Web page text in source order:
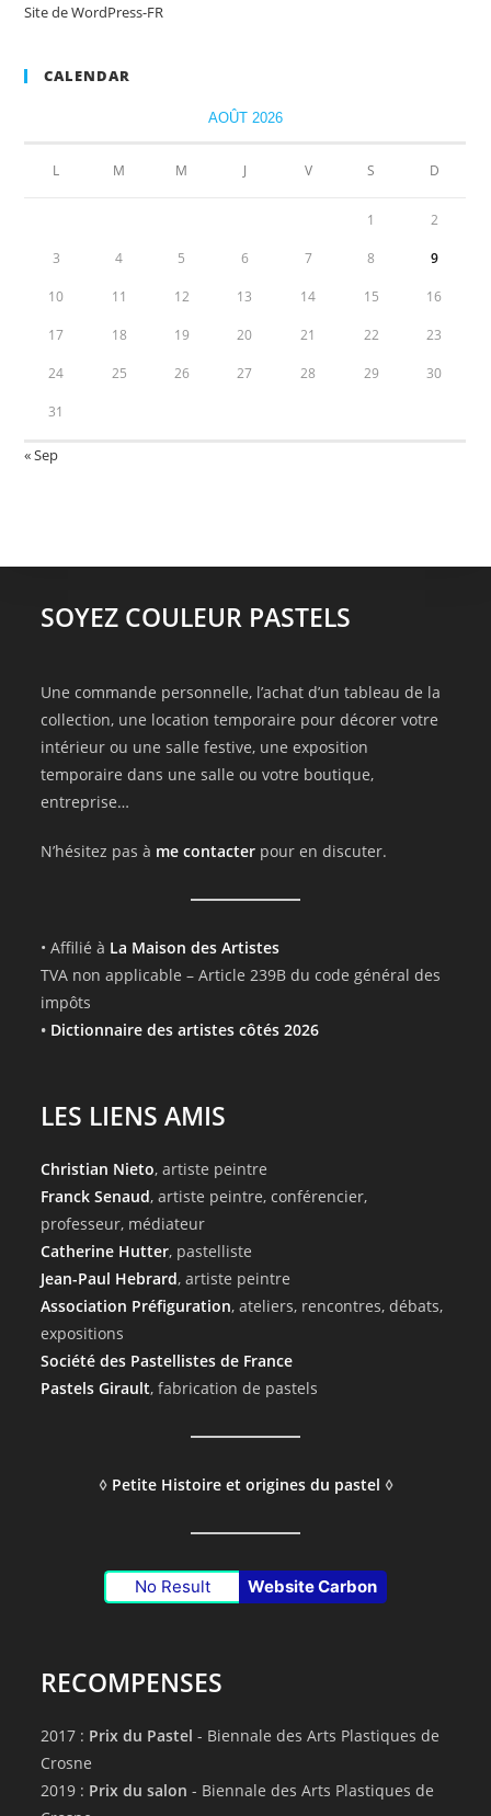
Site de WordPress-FR
CALENDAR
AOÛT 2026
L M M J V S D
1 2
3 4 5 6 7 8 9
10 11 12 13 14 15 16
17 18 19 20 21 22 23
24 25 26 27 28 29 30
31
« Sep
SOYEZ COULEUR PASTELS
Une commande personnelle, l’achat d’un tableau de la
collection, une location temporaire pour décorer votre
intérieur ou une salle festive, une exposition
temporaire dans une salle ou votre boutique,
entreprise…
N’hésitez pas à me contacter pour en discuter.
• Affilié à La Maison des Artistes
TVA non applicable – Article 239B du code général des
impôts
• Dictionnaire des artistes côtés 2026
LES LIENS AMIS
Christian Nieto, artiste peintre
Franck Senaud, artiste peintre, conférencier,
professeur, médiateur
Catherine Hutter, pastelliste
Jean-Paul Hebrard, artiste peintre
Association Préfiguration, ateliers, rencontres, débats,
expositions
Société des Pastellistes de France
Pastels Girault, fabrication de pastels
◊ Petite Histoire et origines du pastel ◊
No Result Website Carbon
RECOMPENSES
2017 : Prix du Pastel - Biennale des Arts Plastiques de
Crosne
2019 : Prix du salon - Biennale des Arts Plastiques de